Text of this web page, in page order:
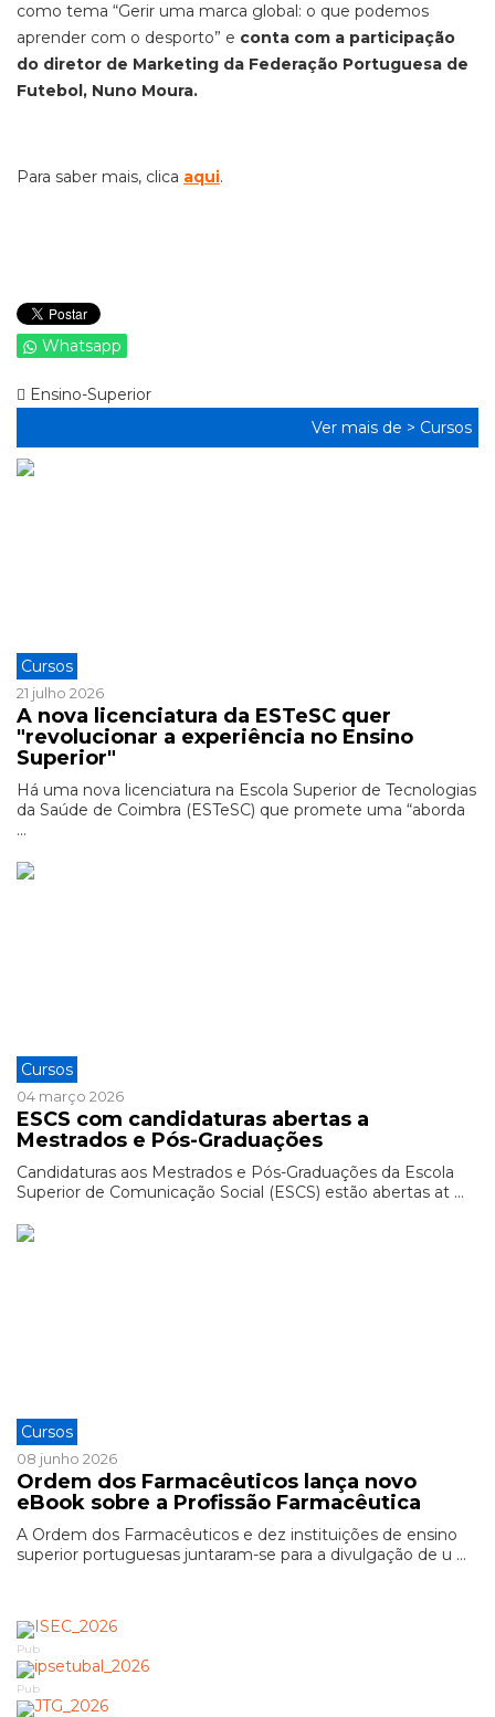
como tema “Gerir uma marca global: o que podemos
aprender com o desporto” e conta com a participação
do diretor de Marketing da Federação Portuguesa de
Futebol, Nuno Moura.
Para saber mais, clica aqui.
Whatsapp
Ensino-Superior
Ver mais de > Cursos
Cursos
21 julho 2026
A nova licenciatura da ESTeSC quer
"revolucionar a experiência no Ensino
Superior"
Há uma nova licenciatura na Escola Superior de Tecnologias
da Saúde de Coimbra (ESTeSC) que promete uma “aborda
...
Cursos
04 março 2026
ESCS com candidaturas abertas a
Mestrados e Pós-Graduações
Candidaturas aos Mestrados e Pós-Graduações da Escola
Superior de Comunicação Social (ESCS) estão abertas at ...
Cursos
08 junho 2026
Ordem dos Farmacêuticos lança novo
eBook sobre a Profissão Farmacêutica
A Ordem dos Farmacêuticos e dez instituições de ensino
superior portuguesas juntaram-se para a divulgação de u ...
Pub
Pub